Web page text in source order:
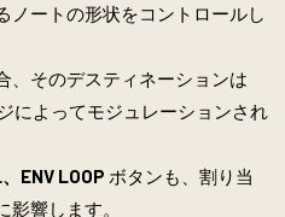
ノートの形状をコントロールし
、そのデスティネーションは
によってモジュレーションされ
ENV LOOP ボタンも、割り当
響します。